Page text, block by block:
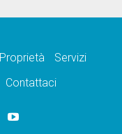
Servizi
Contattaci